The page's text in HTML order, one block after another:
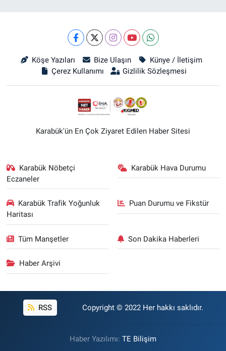
Köşe Yazıları Bize Ulaşın
Künye / İletişim
Çerez Kullanımı
Gizlilik Sözleşmesi
Karabük'ün En Çok Ziyaret Edilen Haber Sitesi
Karabük Nöbetçi
Eczaneler
Karabük Hava Durumu
Karabük Trafik Yoğunluk
Haritası
Puan Durumu ve Fikstür
Tüm Manşetler Son Dakika Haberleri
Haber Arşivi
RSS Copyright © 2022 Her hakkı saklıdır.
Haber Yazılımı: TE Bilişim